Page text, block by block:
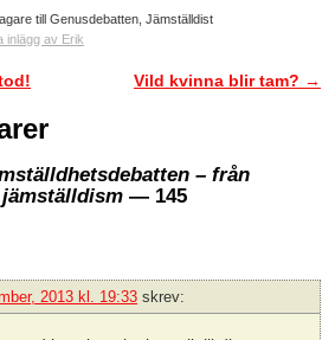
till Genusdebatten, Jämställdist
inlägg av Erik
Vild kvinna blir tam? →
– från
— 145
2013 kl. 19:33 skrev: